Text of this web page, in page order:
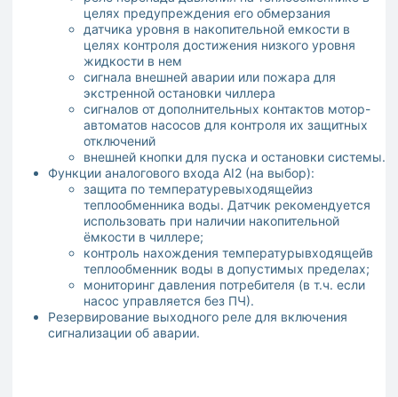
целях предупреждения его обмерзания
датчика уровня в накопительной емкости в
целях контроля достижения низкого уровня
жидкости в нем
сигнала внешней аварии или пожара для
экстренной остановки чиллера
сигналов от дополнительных контактов мотор-
автоматов насосов для контроля их защитных
отключений
внешней кнопки для пуска и остановки системы.
Функции аналогового входа AI2 (на выбор):
защита по температуревыходящейиз
теплообменника воды. Датчик рекомендуется
использовать при наличии накопительной
ёмкости в чиллере;
контроль нахождения температурывходящейв
теплообменник воды в допустимых пределах;
мониторинг давления потребителя (в т.ч. если
насос управляется без ПЧ).
Резервирование выходного реле для включения
сигнализации об аварии.